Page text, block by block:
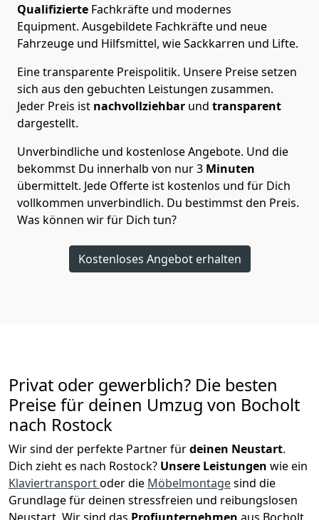
Qualifizierte Fachkräfte und modernes
Equipment. Ausgebildete Fachkräfte und neue
Fahrzeuge und Hilfsmittel, wie Sackkarren und Lifte.
Eine transparente Preispolitik. Unsere Preise setzen
sich aus den gebuchten Leistungen zusammen.
Jeder Preis ist nachvollziehbar und transparent
dargestellt.
Unverbindliche und kostenlose Angebote. Und die
bekommst Du innerhalb von nur3 Minuten
übermittelt. Jede Offerte ist kostenlos und für Dich
vollkommen unverbindlich. Du bestimmst den Preis.
Was können wir für Dich tun?
Kostenloses Angebot erhalten
Privat oder gewerblich? Die besten
Preise für deinen Umzug von Bocholt
nach Rostock
Wir sind der perfekte Partner fürdeinen Neustart.
Dich zieht es nach Rostock? Unsere Leistungen wie ein
Klaviertransportoder die Möbelmontagesind die
Grundlage für deinen stressfreien und reibungslosen